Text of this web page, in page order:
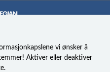
vi ønsker å
Aktiver eller deaktiver